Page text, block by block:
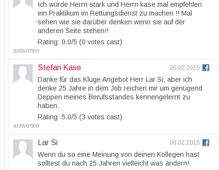
Ich würde Herrn stark und Herrn kase mal empfehlen
ein Praktikum im Rettungsdienst zu machen !! Mal
sehen wie sie darüber denken wenn sie auf der
anderen Seite stehen!!
Rating: 0.0/5 (0 votes cast)
antworten
Stefan Kase 06.02.2015
Danke fûr das Kluge Angebot Herr Lar Si, aber ich
denke 25 Jahre in dem Job reichen mir um genügend
Deppen meines Berufsstandes kennengelernt zu
haben.
Rating: 5.0/5 (3 votes cast)
antworten
Lar Si 06.02.2015
Wenn du so eine Meinung von deinen Kollegen hast
solltest du nach 25 Jahren vielleicht was ändern!